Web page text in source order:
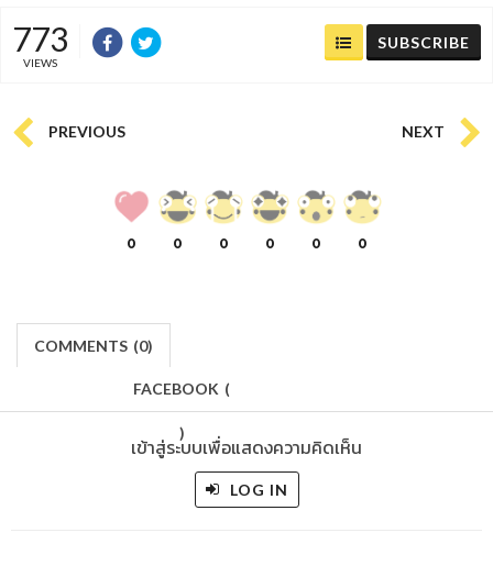
773
VIEWS
SUBSCRIBE
PREVIOUS NEXT
0 0 0 0 0 0
COMMENTS (0)
FACEBOOK (
)
เข้าสู่ระบบเพื่อแสดงความคิดเห็น
LOG IN